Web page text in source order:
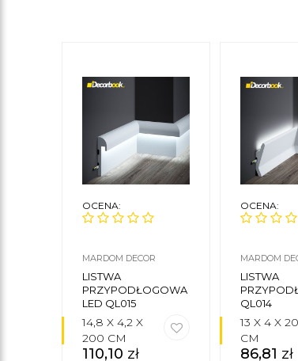
OCENA:
MARDOM DECOR
LISTWA
PRZYPODŁOGOWA
LED QL015
14,8 X 4,2 X
200 CM
110,10 zł
OCENA:
MARDOM
LISTWA
QL014
13 X 4 X
CM
86,81 zł